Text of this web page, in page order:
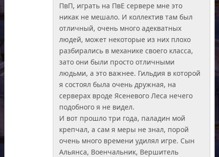
ПвП, играть на ПвЕ сервере мне это
никак не мешало. И коллектив там был
отличный, очень много адекватных
людей, может некоторые из них плохо
разбирались в механике своего класса,
зато они были просто отличными
людьми, а это важнее. Гильдия в которой
я состоял была очень дружная, на
серверах вроде Ясеневого Леса нечего
подобного я не видел.
И вот прошло три года, паладин мой
крепчал, а сам я меры не знал, порой
очень много времени удилял игре. Сын
Альянса, Военчальник, Вершитель